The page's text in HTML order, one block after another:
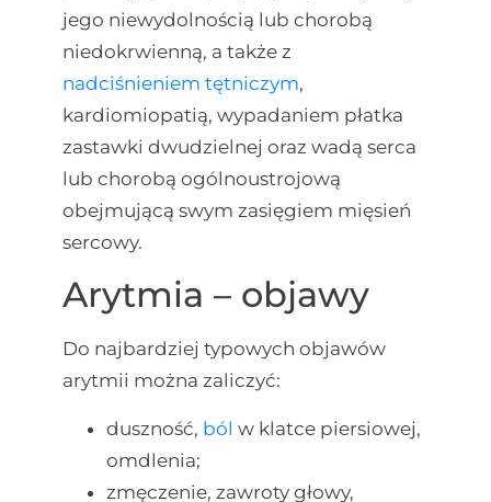
jego niewydolnością lub chorobą
niedokrwienną, a także z
nadciśnieniem tętniczym,
kardiomiopatią, wypadaniem płatka
zastawki dwudzielnej oraz wadą serca
lub chorobą ogólnoustrojową
obejmującą swym zasięgiem mięsień
sercowy.
Arytmia – objawy
Do najbardziej typowych objawów
arytmii można zaliczyć:
duszność, ból w klatce piersiowej,
omdlenia;
zmęczenie, zawroty głowy,